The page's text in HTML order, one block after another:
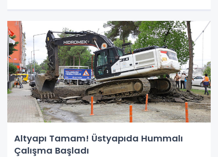
Altyapı Tamam! Üstyapıda Hummalı
Çalışma Başladı